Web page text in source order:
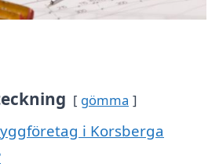
gömma
i Korsberga